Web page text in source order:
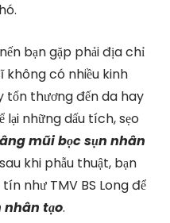
bạn gặp phải địa chỉ
có nhiều kinh
tổn thương đến da hay
những dấu tích, sẹo
mũi bọc sụn nhân
khi phẫu thuật, bạn
như TMV BS Long để
nhân tạo.